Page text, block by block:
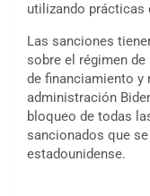
utilizando prácticas
Las sanciones
sobre el régimen
de financiamiento y
administración
bloqueo de todas
sancionados que
estadounidense.